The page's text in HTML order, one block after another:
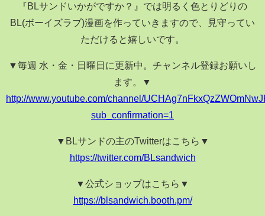
『BLサンドいかがですか？』では明るく色とりどりの
BL(ボーイズラブ)漫画を作っていきますので、見守ってい
ただけると嬉しいです。
▼毎週 水・金・日曜日に更新中。チャンネル登録お願いし
ます。▼
http://www.youtube.com/channel/
sub_confirmation=1
▼BLサンドの主のTwitterはこちら▼
https://twitter.com/BLsandwich
▼公式ショップはこちら▼
https://blsandwich.booth.pm/